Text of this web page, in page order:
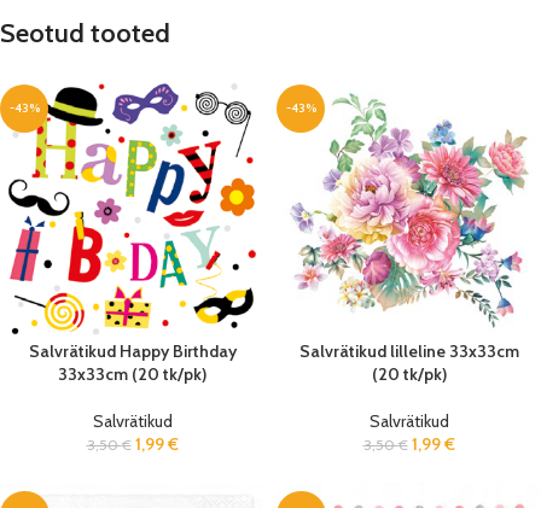
Seotud tooted
-43%
Salvrätikud Happy Birthday
33x33cm (20 tk/pk)
Salvrätikud
3,50€ 1,99€
-43%
Salvrätikud lilleline 33x33cm
(20 tk/pk)
Salvrätikud
3,50€ 1,99€